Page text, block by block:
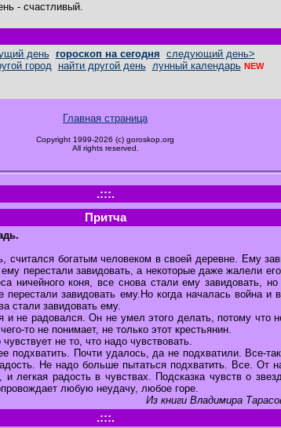
- счастливый.
день гороскоп на сегодня следующий день>
город
найти другой день лунный календарь NEW
Главная страница
Copyright 1999-2026 (c) goroskop.org
All rights reserved.
.:::.
Притча
считался богатым человеком в своей деревне. Ему
перестали завидовать, а некоторые даже жалели
ничейного коня, все снова стали ему завидовать,
перестали завидовать ему.Но когда началась война и
стали завидовать ему.
и не радовался. Он не умел этого делать, потому что
то не понимает, не только этот крестьянин.
не то, что надо чувствовать.
подхватить. Почти удалось, да не подхватили. Все-
Не надо больше пытаться подхватить. Все. От
легкая радость в чувствах. Подсказка чувств о
любую неудачу, любое горе.
Из книги Владимира
.:::.